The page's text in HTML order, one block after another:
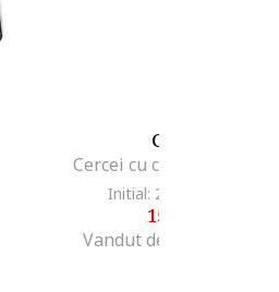
GUESS
Cercei cu cristale,
Initial: 211
159
Vandut de Fashion Days